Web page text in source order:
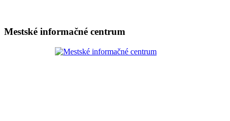
Mestské informačné centrum